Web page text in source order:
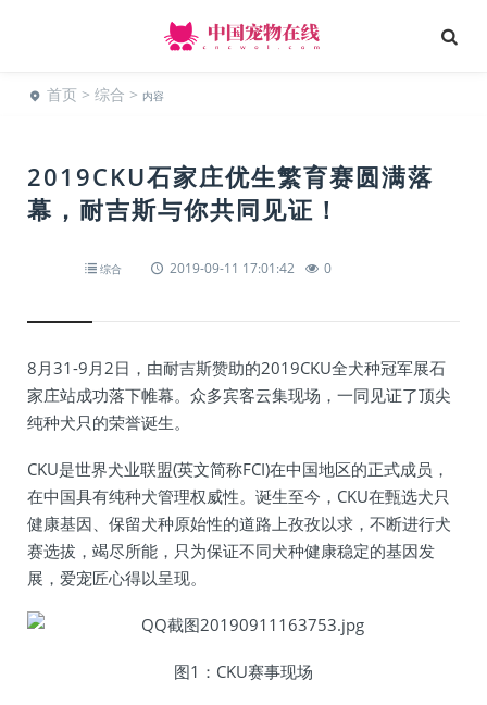
首页 > 综合 > 内容
2019CKU石家庄优生繁育赛圆满落
幕，耐吉斯与你共同见证！
综合 2019-09-11 17:01:42 0
8月31-9月2日，由耐吉斯赞助的2019CKU全犬种冠军展石
家庄站成功落下帷幕。众多宾客云集现场，一同见证了顶尖
纯种犬只的荣誉诞生。
CKU是世界犬业联盟(英文简称FCI)在中国地区的正式成员，
在中国具有纯种犬管理权威性。诞生至今，CKU在甄选犬只
健康基因、保留犬种原始性的道路上孜孜以求，不断进行犬
赛选拔，竭尽所能，只为保证不同犬种健康稳定的基因发
展，爱宠匠心得以呈现。
图1：CKU赛事现场